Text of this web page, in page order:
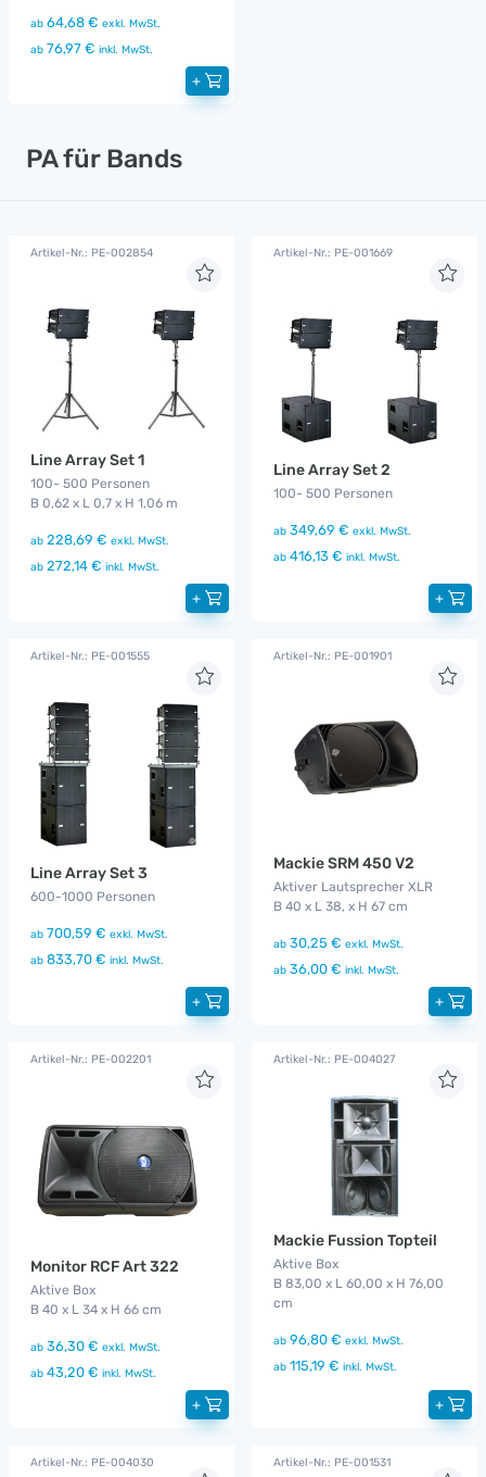
ab 64,68 € exkl. MwSt.
ab 76,97 € inkl. MwSt.
+
PA für Bands
Artikel-Nr.: PE-002854
Line Array Set 1
100- 500 Personen
B 0,62 x L 0,7 x H 1,06 m
ab 228,69 € exkl. MwSt.
ab 272,14 € inkl. MwSt.
+
Artikel-Nr.: PE-001669
Line Array Set 2
100- 500 Personen
ab 349,69 € exkl. MwSt.
ab 416,13 € inkl. MwSt.
+
Artikel-Nr.: PE-001555
Line Array Set 3
600-1000 Personen
ab 700,59 € exkl. MwSt.
ab 833,70 € inkl. MwSt.
+
Artikel-Nr.: PE-001901
Mackie SRM 450 V2
Aktiver Lautsprecher XLR
B 40 x L 38, x H 67 cm
ab 30,25 € exkl. MwSt.
ab 36,00 € inkl. MwSt.
+
Artikel-Nr.: PE-002201
Monitor RCF Art 322
Aktive Box
B 40 x L 34 x H 66 cm
ab 36,30 € exkl. MwSt.
ab 43,20 € inkl. MwSt.
+
Artikel-Nr.: PE-004027
Mackie Fussion Topteil
Aktive Box
B 83,00 x L 60,00 x H 76,00
cm
ab 96,80 € exkl. MwSt.
ab 115,19 € inkl. MwSt.
+
Artikel-Nr.: PE-004030 Artikel-Nr.: PE-001531